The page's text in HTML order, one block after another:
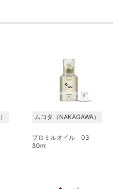
ムコタ（NAKAGAWA）
プロミルオイル 03
30ml